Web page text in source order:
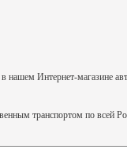
Интернет-магазине
транспортом по всей